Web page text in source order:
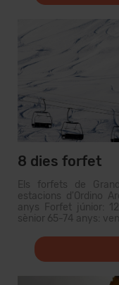
8 dies forfet
Els forfets de
estacions d'Ordino
anys Forfet júnior:
sènior 65-74 anys: